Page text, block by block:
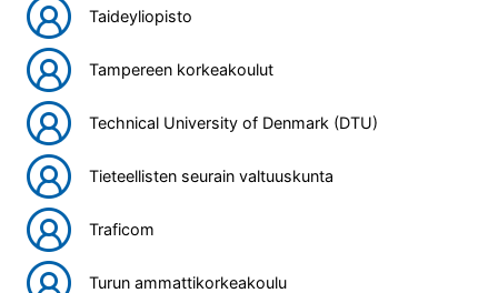
Taideyliopisto
Tampereen korkeakoulut
Technical University of Denmark (DTU)
Tieteellisten seurain valtuuskunta
Traficom
Turun ammattikorkeakoulu